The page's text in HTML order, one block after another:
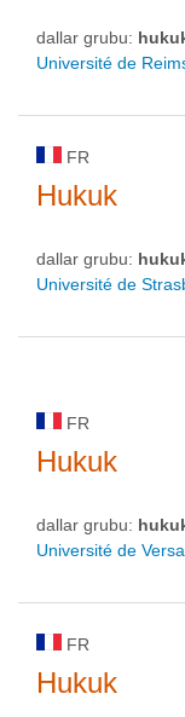
dallar grubu:
Université de
FR
Hukuk
dallar grubu:
Université de
FR
Hukuk
dallar grubu:
Université de
FR
Hukuk